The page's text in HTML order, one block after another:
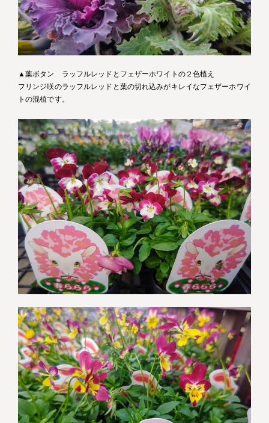
▲葉ボタン ラッフルレッドとフェザーホワイトの２色植え
フリンジ咲のラッフルレッドと葉の切れ込みがキレイなフェザーホワイ
トの混植です。